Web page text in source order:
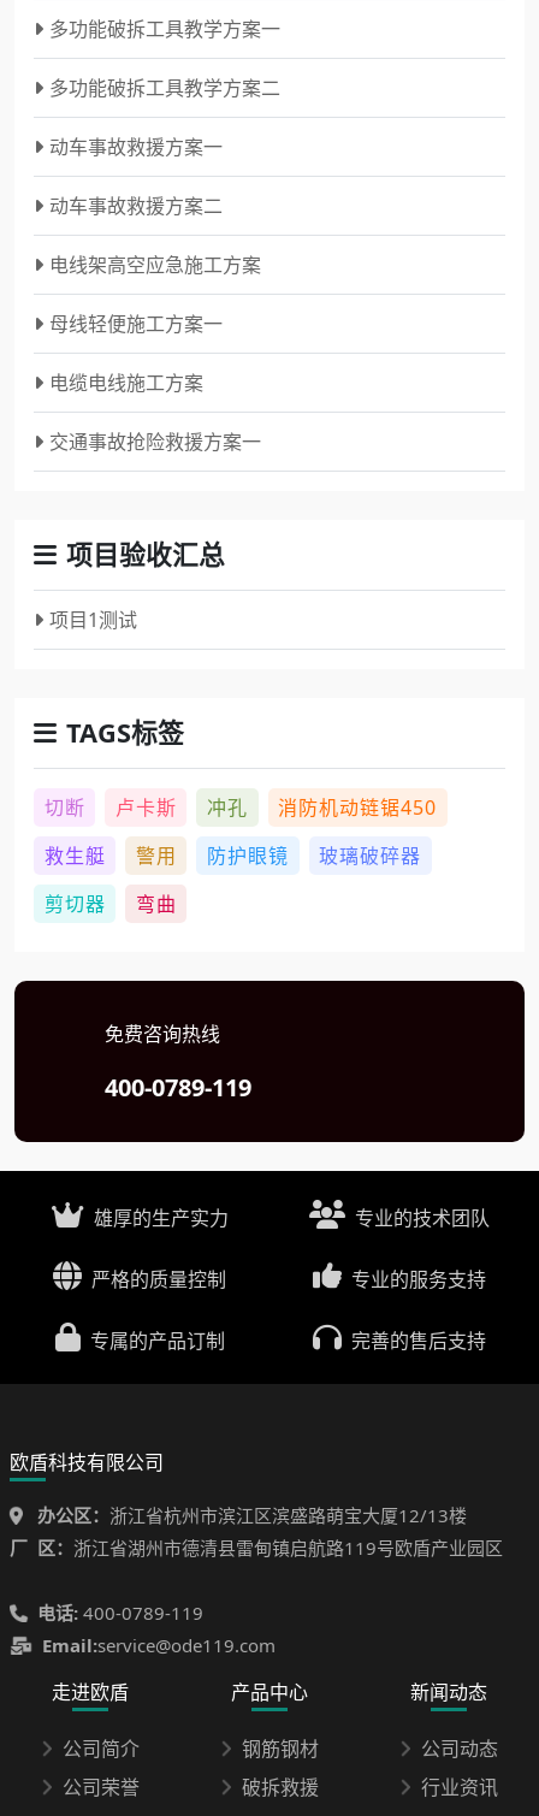
多功能破拆工具教学方案一
多功能破拆工具教学方案二
动车事故救援方案一
动车事故救援方案二
电线架高空应急施工方案
母线轻便施工方案一
电缆电线施工方案
交通事故抢险救援方案一
项目验收汇总
项目1测试
TAGS标签
切断 卢卡斯 冲孔
消防机动链锯450
救生艇
警用 防护眼镜
玻璃破碎器
剪切器
弯曲
免费咨询热线
400-0789-119
雄厚的生产实力 专业的技术团队
严格的质量控制 专业的服务支持
专属的产品订制 完善的售后支持
欧盾科技有限公司
办公区： 浙江省杭州市滨江区滨盛路萌宝大厦12/13楼
厂 区： 浙江省湖州市德清县雷甸镇启航路119号欧盾产业园区
电话: 400-0789-119
Email:service@ode119.com
走进欧盾
公司简介
公司荣誉
产品中心
钢筋钢材
破拆救援
新闻动态
公司动态
行业资讯